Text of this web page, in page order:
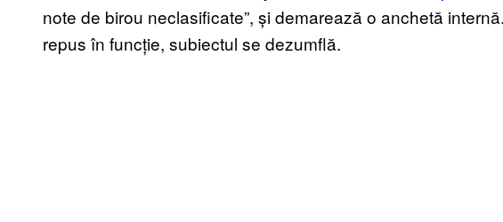
note de birou neclasificate”, și demarează o anchetă
repus în funcție, subiectul se dezumflă.